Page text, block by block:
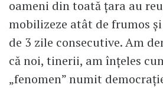
oameni din toată țara au
mobilizeze atât de frumos
de 3 zile consecutive. Am
că noi, tinerii, am înţeles
„fenomen” numit